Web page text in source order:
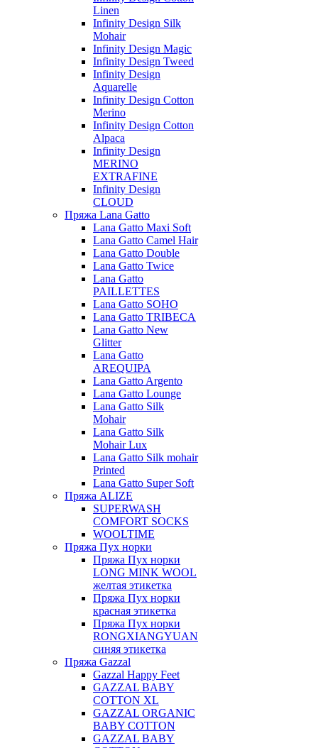
Linen
Infinity Design Silk
Mohair
Infinity Design Magic
Infinity Design Tweed
Infinity Design
Aquarelle
Infinity Design Cotton
Merino
Infinity Design Cotton
Alpaca
Infinity Design
MERINO
EXTRAFINE
Infinity Design
CLOUD
Пряжа Lana Gatto
Lana Gatto Maxi Soft
Lana Gatto Camel Hair
Lana Gatto Double
Lana Gatto Twice
Lana Gatto
PAILLETTES
Lana Gatto SOHO
Lana Gatto TRIBECA
Lana Gatto New
Glitter
Lana Gatto
AREQUIPA
Lana Gatto Argento
Lana Gatto Lounge
Lana Gatto Silk
Mohair
Lana Gatto Silk
Mohair Lux
Lana Gatto Silk mohair
Printed
Lana Gatto Super Soft
Пряжа ALIZE
SUPERWASH
COMFORT SOCKS
WOOLTIME
Пряжа Пух норки
Пряжа Пух норки
LONG MINK WOOL
желтая этикетка
Пряжа Пух норки
красная этикетка
Пряжа Пух норки
RONGXIANGYUAN
синяя этикетка
Пряжа Gazzal
Gazzal Happy Feet
GAZZAL BABY
COTTON XL
GAZZAL ORGANIC
BABY COTTON
GAZZAL BABY